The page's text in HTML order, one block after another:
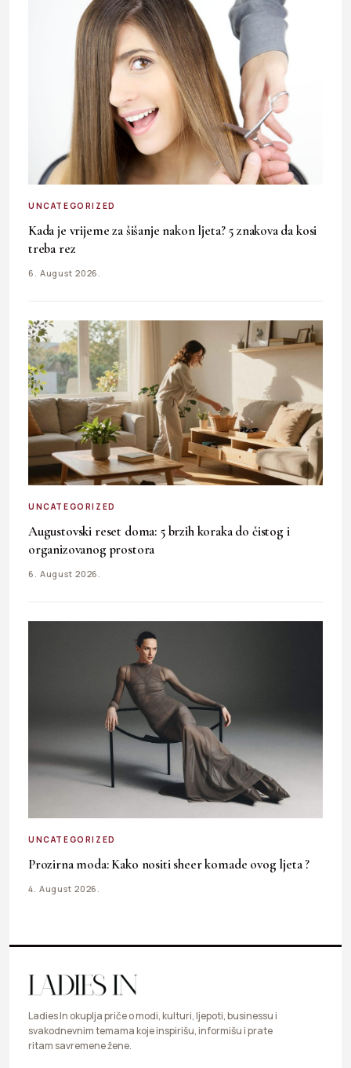
UNCATEGORIZED
Kada je vrijeme za šišanje nakon ljeta? 5 znakova da kosi
treba rez
6. August 2026.
UNCATEGORIZED
Augustovski reset doma: 5 brzih koraka do čistog i
organizovanog prostora
6. August 2026.
UNCATEGORIZED
Prozirna moda: Kako nositi sheer komade ovog ljeta ?
4. August 2026.
Ladies In okuplja priče o modi, kulturi, ljepoti, businessu i
svakodnevnim temama koje inspirišu, informišu i prate
ritam savremene žene.